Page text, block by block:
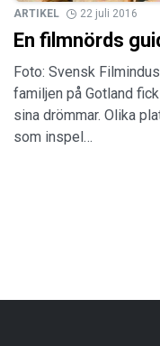
ARTIKEL 22 juli 2016
En filmnörds
Foto: Svensk
familjen på Gotland
sina drömmar. Olika
som inspel…